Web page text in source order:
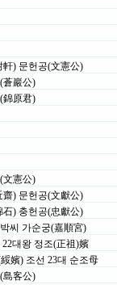
軒) 문헌공(文憲公)
蒼巖公)
錦原君)
文憲公)
齋) 문헌공(文獻公)
石) 충헌공(忠獻公)
씨 가순궁(嘉順宮)
대왕 정조(正祖)嬪
嬪) 조선 23대 순조母
島客公)